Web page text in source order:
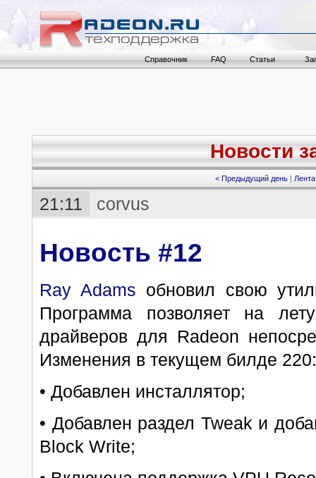
Справочник FAQ Статьи
Новости
< Предыдущий день | Лента
21:11 corvus
Новость #12
Ray Adams обновил свою
Программа позволяет на
драйверов для Radeon
Изменения в текущем билде 220:
• Добавлен инсталлятор;
• Добавлен раздел Tweak и
Block Write;